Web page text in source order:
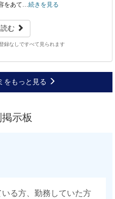
をあて… 続きを見る
む
録なしですべて見られます
をもっと見る
示板
る方、勤務していた方